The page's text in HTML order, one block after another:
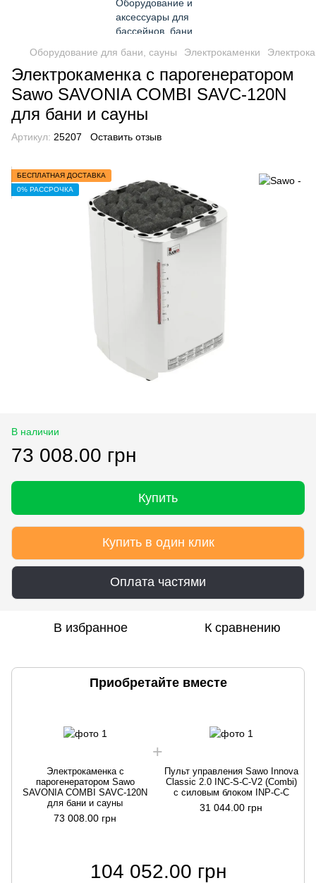
Оборудование для бани, сауны Электрокаменки
Электрокаменка с парогенератором
Sawo SAVONIA COMBI SAVC-120N
для бани и сауны
Артикул: 25207 Оставить отзыв
БЕСПЛАТНАЯ ДОСТАВКА
0% РАССРОЧКА
В наличии
73 008.00 грн
Купить
Купить в один клик
Оплата частями
В избранное К сравнению
Приобретайте вместе
Электрокаменка с
парогенератором Sawo
SAVONIA COMBI SAVC-120N
для бани и сауны
73 008.00 грн
Пульт управления Sawo Innova
Classic 2.0 INC-S-C-V2 (Combi)
с силовым блоком INP-C-C
31 044.00 грн
104 052.00 грн